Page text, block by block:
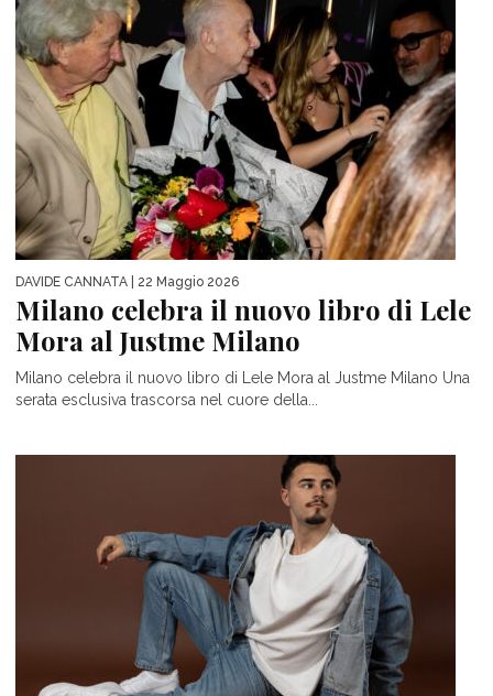
DAVIDE CANNATA | 22 Maggio 2026
Milano celebra il nuovo libro di Lele
Mora al Justme Milano
Milano celebra il nuovo libro di Lele Mora al Justme Milano Una
serata esclusiva trascorsa nel cuore della...